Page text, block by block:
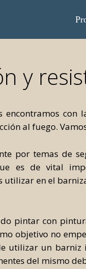
y
encontramos
al fuego.
por temas de
es de vital
utilizar en el
pintar con
objetivo no
utilizar un
del mismo